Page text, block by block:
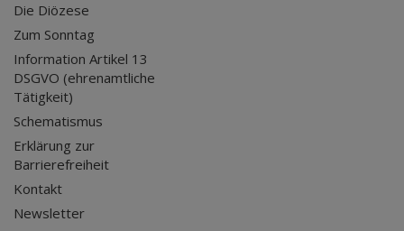
Die Diözese
Zum Sonntag
Information Artikel 13
DSGVO (ehrenamtliche
Tätigkeit)
Schematismus
Erklärung zur
Barrierefreiheit
Kontakt
Newsletter